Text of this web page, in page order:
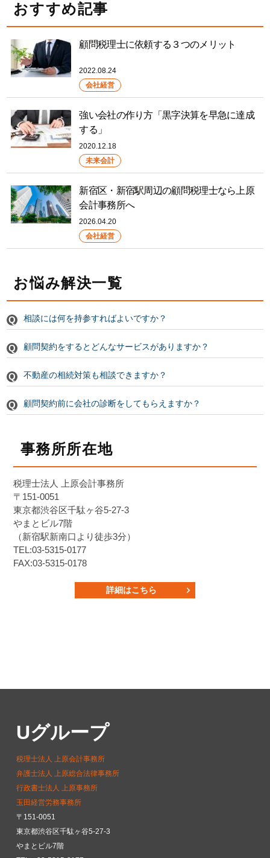
おすすめ記事
顧問税理士に依頼する３つのメリット
2022.08.24
会社経営
強い会社の作り方「黒字決算を早急に達成
する」
2020.12.18
未来会計
新宿区・新宿駅周辺の顧問税理士なら上原
会計事務所へ
2026.04.20
会社経営
お悩み解決一覧
相談には何を持参すればよいですか？
顧問契約をするとどんなサービスがありますか？
不動産の相続対策も相談できますか？
顧問契約前に会社の診断をしてもらえますか？
事務所所在地
税理士法人 上原会計事務所
〒151-0051
東京都渋谷区千駄ヶ谷5-27-3
やまとビル7階
（新宿駅新南口より徒歩3分）
TEL:03-5315-0177
FAX:03-5315-0178
詳細はこちら
Uグループ
税理士法人 上原会計事務所
弁護士法人 上原総合法律事務所
行政書士法人 上原事務所
玉田経営労務事務所
〒151-0051
東京都渋谷区千駄ヶ谷5-27-3
やまとビル7階